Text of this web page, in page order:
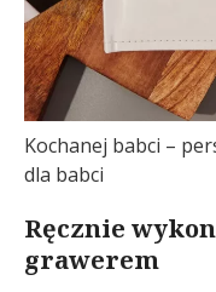
Kochanej babci –
dla babci
Ręcznie
grawerem